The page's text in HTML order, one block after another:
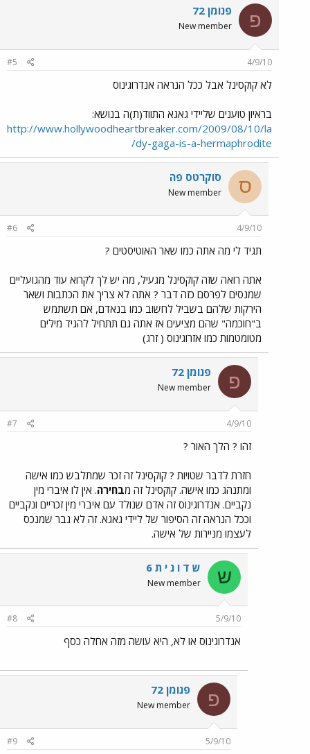
פ פנומן 72
New member
4/9/10
#5
לא קוקסינל אבל ככל הנראה אנדרוגינוס
בראיון טוענים שליידי גאגא התווד(ת)ה בנושא:
http://www.hollywoodheartbreaker.com/2009/08/10/la
dy-gaga-is-a-hermaphrodite/
ס סוקרטס פה
New member
4/9/10
#6
תגיד לי מה אתה כמו שאר האוטיסטים ?
אתה רואה שזה קוקסינל מגעיל, מה יש לך לקרוא עוד מהגועליים
שמנסים לפרסם כזה דבר ? אתה לא צריך את הכתבות ושאר
הירקות שלהם בשביל לחשוב כמו בנאדם, אם תשתמש
ב"חוכמה" שהם מציעים אז אתה גם תתחיל להגיד מילים
מטומטמות כמו אזרוגינוס ( זרג)
פ פנומן 72
New member
4/9/10
#7
זהו ? הלך האור ?
חזרת לדבר שטויות ? קוקסינל זה זכר שמתלבש כמו אישה
ומתנהג כמו אישה. קוקסינל זה מבחירה. אין לו איברי מין
נקביים. אנדרוגינוס זה אדם שנולד עם איברי מין זכריים ונקביים
וככל הנראה זה הסיפור של ליידי גאגא. זה לא גבר שמנכס
לעצמו מניירות של אישה.
ש ש ד ו נ י ת 6
New member
5/9/10
#8
אנדרוגינוס או לא, היא עושה מזה אחלה כסף
פ פנומן 72
New member
5/9/10
#9